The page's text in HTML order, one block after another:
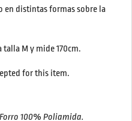
en distintas formas sobre la
M y mide 170cm.
for this item.
100% Poliamida.